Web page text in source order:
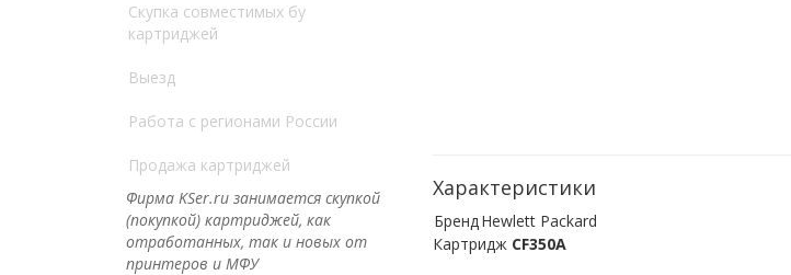
Скупка совместимых бу
картриджей
Выезд
Работа с регионами России
Продажа картриджей
Фирма KSer.ru занимается скупкой
(покупкой) картриджей, как
отработанных, так и новых от
принтеров и МФУ
Характеристики
БрендHewlett Packard
Картридж CF350A